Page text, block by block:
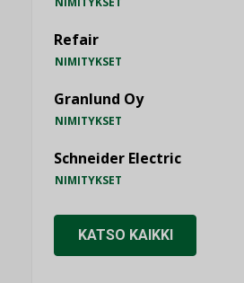
Refair
NIMITYKSET
Granlund Oy
NIMITYKSET
Schneider Electric
NIMITYKSET
KATSO KAIKKI